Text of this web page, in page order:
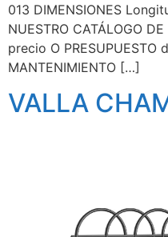
013 DIMENSIONES
NUESTRO CATÁLOGO
precio O PRESUPUESTO
MANTENIMIENTO […]
VALLA